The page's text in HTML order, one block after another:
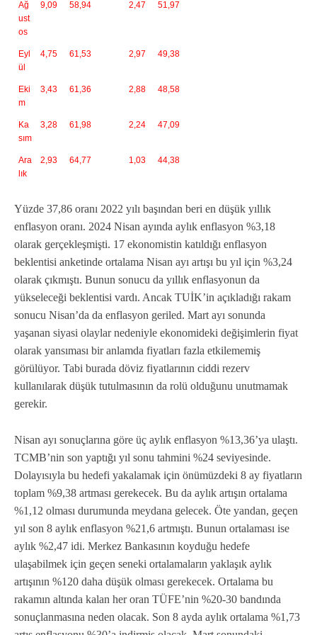
Ağ
ust
os
9,09 58,94 2,47 51,97
Eyl
ül
4,75 61,53 2,97 49,38
Eki
m
3,43 61,36 2,88 48,58
Ka
sım
3,28 61,98 2,24 47,09
Ara
lık
2,93 64,77 1,03 44,38
Yüzde 37,86 oranı 2022 yılı başından beri en düşük yıllık
enflasyon oranı. 2024 Nisan ayında aylık enflasyon %3,18
olarak gerçekleşmişti. 17 ekonomistin katıldığı enflasyon
beklentisi anketinde ortalama Nisan ayı artışı bu yıl için %3,24
olarak çıkmıştı. Bunun sonucu da yıllık enflasyonun da
yükseleceği beklentisi vardı. Ancak TUİK’in açıkladığı rakam
sonucu Nisan’da da enflasyon geriled. Mart ayı sonunda
yaşanan siyasi olaylar nedeniyle ekonomideki değişimlerin fiyat
olarak yansıması bir anlamda fiyatları fazla etkilememiş
görülüyor. Tabi burada döviz fiyatlarının ciddi rezerv
kullanılarak düşük tutulmasının da rolü olduğunu unutmamak
gerekir.
Nisan ayı sonuçlarına göre üç aylık enflasyon %13,36’ya ulaştı.
TCMB’nin son yaptığı yıl sonu tahmini %24 seviyesinde.
Dolayısıyla bu hedefi yakalamak için önümüzdeki 8 ay fiyatların
toplam %9,38 artması gerekecek. Bu da aylık artışın ortalama
%1,12 olması durumunda meydana gelecek. Öte yandan, geçen
yıl son 8 aylık enflasyon %21,6 artmıştı. Bunun ortalaması ise
aylık %2,47 idi. Merkez Bankasının koyduğu hedefe
ulaşabilmek için geçen seneki ortalamaların yaklaşık aylık
artışının %120 daha düşük olması gerekecek. Ortalama bu
rakamın altında kalan her oran TÜFE’nin %20-30 bandında
sonuçlanmasına neden olacak. Son 8 ayda aylık ortalama %1,73